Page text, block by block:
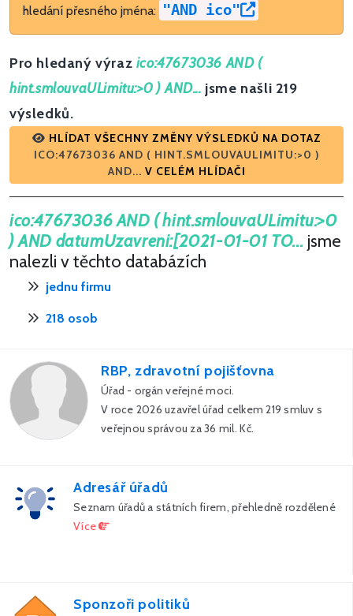
hledání přesného jména: "AND ico"
Pro hledaný výraz ico:47673036 AND (
hint.smlouvaULimitu:>0 ) AND... jsme našli 219
výsledků.
HLÍDAT VŠECHNY ZMĚNY VÝSLEDKŮ NA DOTAZ
ICO:47673036 AND ( HINT.SMLOUVAULIMITU:>0 )
AND... V CELÉM HLÍDAČI
ico:47673036 AND ( hint.smlouvaULimitu:>0
) AND datumUzavreni:[2021-01-01 TO... jsme
nalezli v těchto databázích
jednu firmu
218 osob
RBP, zdravotní pojišťovna
Úřad - orgán veřejné moci.
V roce 2026 uzavřel úřad celkem 219 smluv s
veřejnou správou za 36 mil. Kč.
Adresář úřadů
Seznam úřadů a státních firem, přehledně rozdělené
Více
Sponzoři politiků